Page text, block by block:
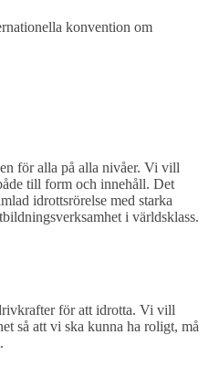
konvention om
för alla på alla nivåer. Vi vill
till form och innehåll. Det
idrottsrörelse med starka
i världsklass.
för att idrotta. Vi vill
så att vi ska kunna ha roligt, må